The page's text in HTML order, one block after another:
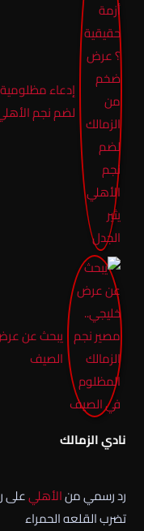
إدعاء
لضم نجم
يبحث عن
الصيف
نادي الزمالك
رد رسمي منالأهليعلى
تضرب القلعه الحمراء